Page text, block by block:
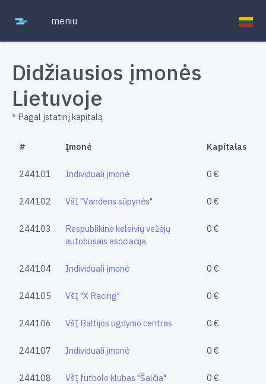
meniu
Didžiausios įmonės
Lietuvoje
* Pagal įstatinį kapitalą
# Įmonė Kapitalas
244101 Individuali įmonė 0 €
244102 VšĮ "Vandens sūpynės" 0 €
244103
Respublikinė keleivių vežėjų
autobusais asociacija
0 €
244104 Individuali įmonė 0 €
244105 VšĮ "X Racing" 0 €
244106 VšĮ Baltijos ugdymo centras 0 €
244107 Individuali įmonė 0 €
244108 VšĮ futbolo klubas "Šalčia" 0 €